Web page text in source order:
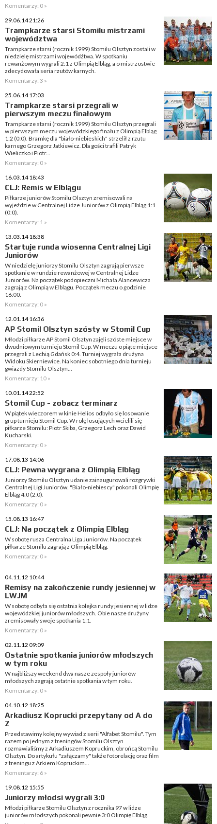
Komentarzy: 0 »
29.06.14 21:26
Trampkarze starsi Stomilu mistrzami
województwa
Trampkarze starsi (rocznik 1999) Stomilu Olsztyn zostali w
niedzielę mistrzami wojewódźtwa. W spotkaniu
rewanżowym wygrali 2:1 z Olimpią Elbląg, a o mistrzostwie
zdecydowała seria rzutów karnych.
Komentarzy: 3 »
25.06.14 17:03
Trampkarze starsi przegrali w
pierwszym meczu finałowym
Trampkarze starsi (rocznik 1999) Stomilu Olsztyn przegrali
w pierwszym meczu wojewódzkiego finału z Olimpią Elbląg
1:2 (0:0). Bramkę dla "biało-niebieskich" strzelił z rzutu
karnego Grzegorz Jatkiewicz. Dla gości trafili Patryk
Wieliczko i Piotr...
Komentarzy: 0 »
16.03.14 18:43
CLJ: Remis w Elblągu
Piłkarze juniorów Stomilu Olsztyn zremisowali na
wyjeździe w Centralnej Lidze Juniorów z Olimpią Elbląg 1:1
(0:0).
Komentarzy: 1 »
13.03.14 18:38
Startuje runda wiosenna Centralnej Ligi
Juniorów
W niedzielę juniorzy Stomilu Olsztyn zagrają pierwsze
spotkanie w rundzie rewanżowej w Centralnej Lidze
Juniorów. Na początek podopieczni Michała Alancewicza
zagrają z Olimpią w Elblągu. Początek meczu o godzinie
16:00.
Komentarzy: 0 »
12.01.14 16:36
AP Stomil Olsztyn szósty w Stomil Cup
Młodzi piłkarze AP Stomil Olsztyn zajęli szóste miejsce w
dwudniowym turnieju Stomil Cup. W meczu o piąte miejsce
przegrali z Lechią Gdańsk 0:4. Turniej wygrała drużyna
Widoku Skierniewice. Na koniec sobotniego dnia turnieju
gwiazdy Stomilu Olsztyn...
Komentarzy: 10 »
10.01.14 22:52
Stomil Cup - zobacz terminarz
W piątek wieczorem w kinie Helios odbyło się losowanie
grup turnieju Stomil Cup. W rolę losujących wcielili się
piłkarze Stomilu: Piotr Skiba, Grzegorz Lech oraz Dawid
Kucharski.
Komentarzy: 0 »
17.08.13 14:06
CLJ: Pewna wygrana z Olimpią Elbląg
Juniorzy Stomilu Olsztyn udanie zainaugurowali rozgrywki
Centralnej Ligi Juniorów. "Biało-niebiescy" pokonali Olimpię
Elbląg 4:0 (2:0).
Komentarzy: 0 »
15.08.13 16:47
CLJ: Na początek z Olimpią Elbląg
W sobotę rusza Centralna Liga Juniorów. Na początek
piłkarze Stomilu zagrają z Olimpią Elbląg.
Komentarzy: 0 »
04.11.12 10:44
Remisy na zakończenie rundy jesiennej w
LWJM
W sobotę odbyła się ostatnia kolejka rundy jesiennej w lidze
wojewódzkiej juniorów młodszych. Obie nasze drużyny
zremisowały swoje spotkania 1:1.
Komentarzy: 0 »
02.11.12 09:09
Ostatnie spotkania juniorów młodszych
w tym roku
W najbliższy weekend dwa nasze zespoły juniorów
młodszych zagrają ostatnie spotkania w tym roku.
Komentarzy: 0 »
04.10.12 18:25
Arkadiusz Koprucki przepytany od A do
Z
Przedstawimy kolejny wywiad z serii "Alfabet Stomilu". Tym
razem po jednym z treningów Stomilu Olsztyn
rozmawialiśmy z Arkadiuszem Kopruckim, obrońcą Stomilu
Olsztyn. Do artykułu "załączamy" także fotorelację oraz film
z treningu z Arkiem Kopruckim...
Komentarzy: 6 »
19.08.12 15:55
Juniorzy młodsi wygrali 3:0
Młodzi piłkarze Stomilu Olsztyn z rocznika 97 w lidze
juniorów młodszych pokonali pewnie 3:0 Olimpię Elbląg.